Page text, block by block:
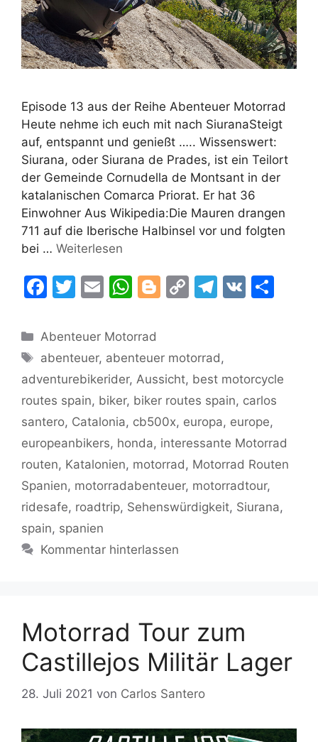
Episode 13 aus der Reihe Abenteuer Motorrad
Heute nehme ich euch mit nach SiuranaSteigt
auf, entspannt und genießt ….. Wissenswert:
Siurana, oder Siurana de Prades, ist ein Teilort
der Gemeinde Cornudella de Montsant in der
katalanischen Comarca Priorat. Er hat 36
Einwohner Aus Wikipedia:Die Mauren drangen
711 auf die Iberische Halbinsel vor und folgten
bei … Weiterlesen
F
c
e
b
o
o
k
T
itt
er
E
ai
l
W
at
s
A
p
p
Bl
g
er
C
y
Li
n
k
T
gr
a
m
V
Kategorien
Abenteuer Motorrad
Schlagwörter
abenteuer, abenteuer motorrad,
adventurebikerider, Aussicht, best motorcycle
routes spain, biker, biker routes spain, carlos
santero, Catalonia, cb500x, europa, europe,
europeanbikers, honda, interessante Motorrad
routen, Katalonien, motorrad, Motorrad Routen
Spanien, motorradabenteuer, motorradtour,
ridesafe, roadtrip, Sehenswürdigkeit, Siurana,
spain, spanien
Kommentar hinterlassen
Motorrad Tour zum
Castillejos Militär Lager
28. Juli 2021 von Carlos Santero